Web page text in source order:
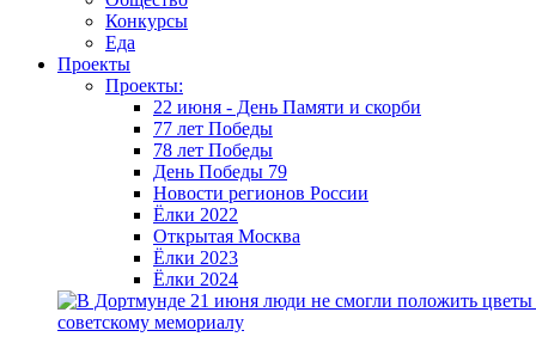
Конкурсы
Еда
Проекты
Проекты:
22 июня - День Памяти и скорби
77 лет Победы
78 лет Победы
День Победы 79
Новости регионов России
Ёлки 2022
Открытая Москва
Ёлки 2023
Ёлки 2024